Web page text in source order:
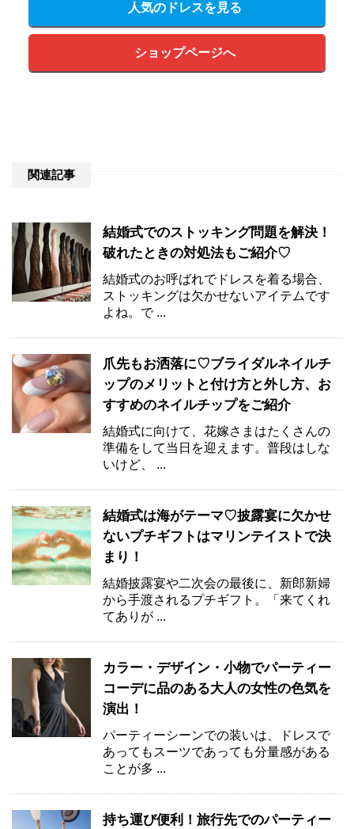
人気のドレスを見る
ショップページへ
関連記事
結婚式でのストッキング問題を解決！
破れたときの対処法もご紹介♡
結婚式のお呼ばれでドレスを着る場合、
ストッキングは欠かせないアイテムです
よね。で ...
爪先もお洒落に♡ブライダルネイルチ
ップのメリットと付け方と外し方、お
すすめのネイルチップをご紹介
結婚式に向けて、花嫁さまはたくさんの
準備をして当日を迎えます。普段はしな
いけど、 ...
結婚式は海がテーマ♡披露宴に欠かせ
ないプチギフトはマリンテイストで決
まり！
結婚披露宴や二次会の最後に、新郎新婦
から手渡されるプチギフト。「来てくれ
てありが ...
カラー・デザイン・小物でパーティー
コーデに品のある大人の女性の色気を
演出！
パーティーシーンでの装いは、ドレスで
あってもスーツであっても分量感がある
ことが多 ...
持ち運び便利！旅行先でのパーティー